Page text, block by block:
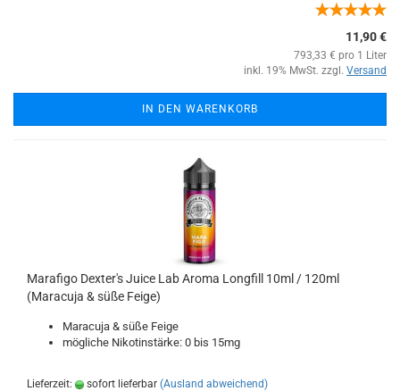
11,90 €
793,33 € pro 1 Liter
inkl. 19% MwSt. zzgl. Versand
IN DEN WARENKORB
Marafigo Dexter's Juice Lab Aroma Longfill 10ml / 120ml
(Maracuja & süße Feige)
Maracuja & süße Feige
mögliche Nikotinstärke: 0 bis 15mg
Lieferzeit: sofort lieferbar (Ausland abweichend)